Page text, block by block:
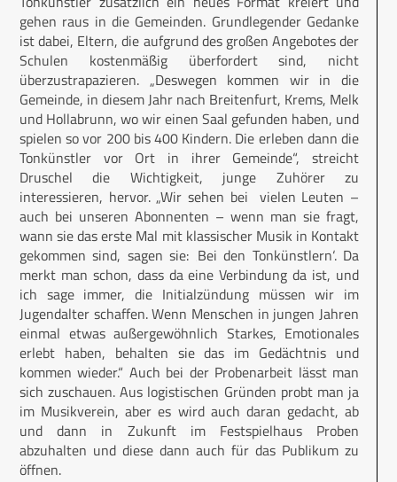
gehen raus in die Gemeinden. Grundlegender Gedanke
ist dabei, Eltern, die aufgrund des großen Angebotes der
Schulen kostenmäßig überfordert sind, nicht
überzustrapazieren. „Deswegen kommen wir in die
Gemeinde, in diesem Jahr nach Breitenfurt, Krems, Melk
und Hollabrunn, wo wir einen Saal gefunden haben, und
spielen so vor 200 bis 400 Kindern. Die erleben dann die
Tonkünstler vor Ort in ihrer Gemeinde“, streicht
Druschel die Wichtigkeit, junge Zuhörer zu
interessieren, hervor. „Wir sehen bei vielen Leuten –
auch bei unseren Abonnenten – wenn man sie fragt,
wann sie das erste Mal mit klassischer Musik in Kontakt
gekommen sind, sagen sie: ‚Bei den Tonkünstlern‘. Da
merkt man schon, dass da eine Verbindung da ist, und
ich sage immer, die Initialzündung müssen wir im
Jugendalter schaffen. Wenn Menschen in jungen Jahren
einmal etwas außergewöhnlich Starkes, Emotionales
erlebt haben, behalten sie das im Gedächtnis und
kommen wieder.“ Auch bei der Probenarbeit lässt man
sich zuschauen. Aus logistischen Gründen probt man ja
im Musikverein, aber es wird auch daran gedacht, ab
und dann in Zukunft im Festspielhaus Proben
abzuhalten und diese dann auch für das Publikum zu
öffnen.